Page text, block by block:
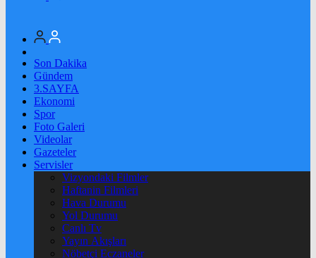
Son Dakika
Gündem
3.SAYFA
Ekonomi
Spor
Foto Galeri
Videolar
Gazeteler
Servisler
Vizyondaki Filmler
Haftanin Filmleri
Hava Durumu
Yol Durumu
Canlı Tv
Yayın Akışları
Nöbetçi Eczaneler